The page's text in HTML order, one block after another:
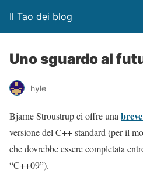
Il Tao dei blog
Uno sguardo al
hyle
Bjarne Stroustrup ci offre una
versione del C++ standard (per il
che dovrebbe essere completata
“C++09”).